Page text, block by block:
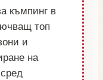
къмпинг в
топ
и
на